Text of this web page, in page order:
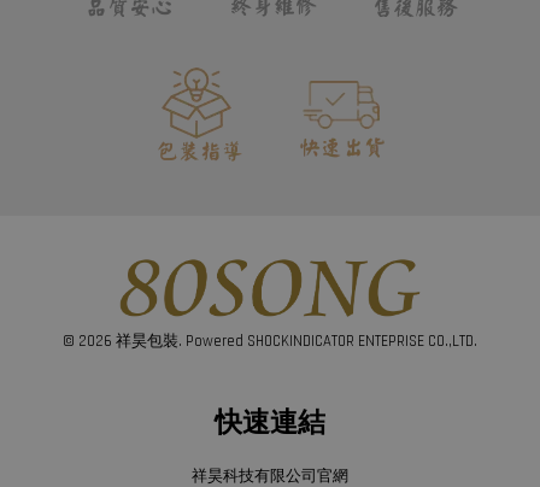
© 2026 祥昊包裝. Powered SHOCKINDICATOR ENTEPRISE CO.,LTD.
快速連結
祥昊科技有限公司官網